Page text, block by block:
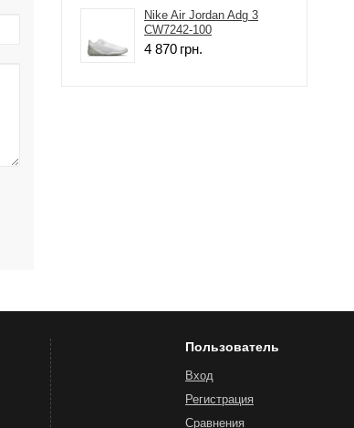
Nike Air Jordan Adg 3
CW7242-100
4 870 грн.
Пользователь
Вход
Регистрация
Сравнения